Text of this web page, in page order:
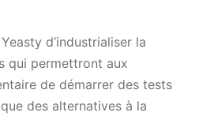
d’industrialiser la
qui permettront aux
de démarrer des tests
des alternatives à la